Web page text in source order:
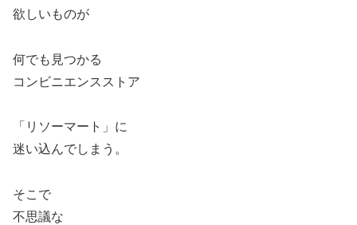
欲しいものが
何でも見つかる
コンビニエンスストア
「リソーマート」に
迷い込んでしまう。
そこで
不思議な